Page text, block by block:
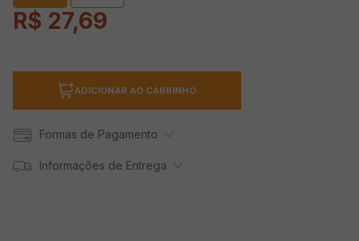
R$ 27,69
ADICIONAR AO CARRINHO
Formas de Pagamento
Informações de Entrega